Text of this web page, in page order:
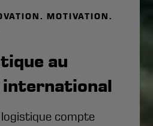
MOTIVATION.
au
compte